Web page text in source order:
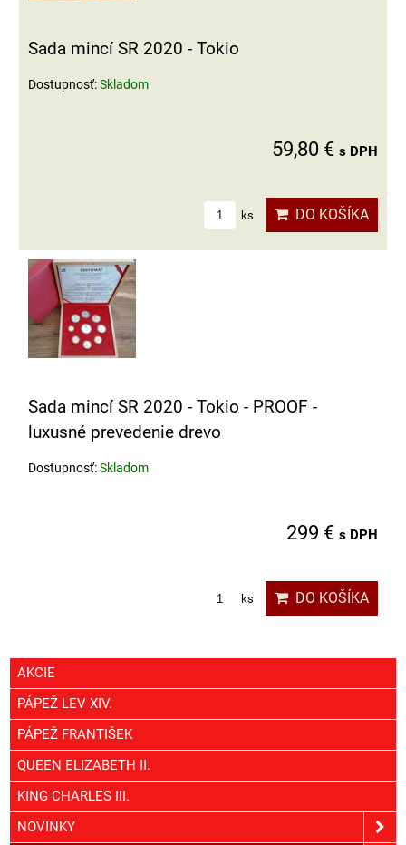
Sada mincí SR 2020 - Tokio
Dostupnosť:Skladom
59,80 € s DPH
ks DO KOŠÍKA
Sada mincí SR 2020 - Tokio - PROOF -
luxusné prevedenie drevo
Dostupnosť:Skladom
299 € s DPH
ks DO KOŠÍKA
AKCIE
PÁPEŽ LEV XIV.
PÁPEŽ FRANTIŠEK
QUEEN ELIZABETH II.
KING CHARLES III.
NOVINKY